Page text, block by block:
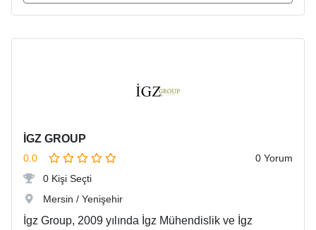
İGZ GROUP
0.0
0 Yorum
0 Kişi Seçti
Mersin / Yenişehir
İgz Group, 2009 yılında İgz Mühendislik ve İgz